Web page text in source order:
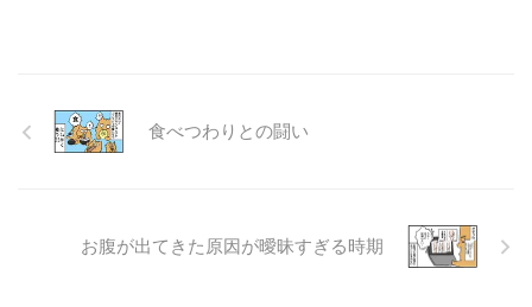
食べつわりとの闘い
お腹が出てきた原因が曖昧すぎる時期